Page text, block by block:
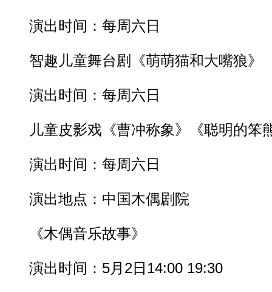
演出时间：每周六日
智趣儿童舞台剧《萌萌猫和大嘴狼》
演出时间：每周六日
儿童皮影戏《曹冲称象》《聪明的笨
演出时间：每周六日
演出地点：中国木偶剧院
《木偶音乐故事》
演出时间：5月2日14:00 19:30